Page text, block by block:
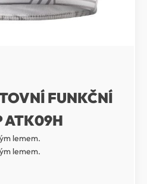
FUNKČNÍ
ATK09H
lemem.
lemem.